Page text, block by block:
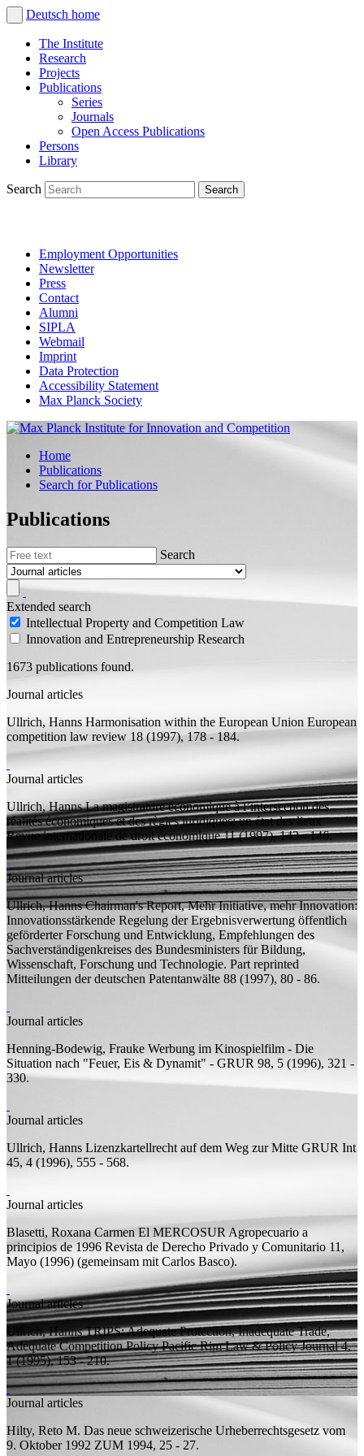
Deutsch home
The Institute
Research
Projects
Publications
Series
Journals
Open Access Publications
Persons
Library
Search
Employment Opportunities
Newsletter
Press
Contact
Alumni
SIPLA
Webmail
Imprint
Data Protection
Accessibility Statement
Max Planck Society
Home
Publications
Search for Publications
Publications
Search
Extended search
Intellectual Property and Competition Law
Innovation and Entrepreneurship Research
1673 publications found.
Journal articles
Ullrich, Hanns Harmonisation within the European Union European
competition law review 18 (1997), 178 - 184.
Journal articles
Ullrich, Hanns La magistrature économique à l’intersection des
réalités économiques et des règles juridiques: un état des lieux
Revue internationale de droit économique 11 (1997), 143 - 146.
Journal articles
Ullrich, Hanns Chairman's Report, Mehr Initiative, mehr Innovation:
Innovationsstärkende Regelung der Ergebnisverwertung öffentlich
geförderter Forschung und Entwicklung, Empfehlungen des
Sachverständigenkreises des Bundesministers für Bildung,
Wissenschaft, Forschung und Technologie. Part reprinted
Mitteilungen der deutschen Patentanwälte 88 (1997), 80 - 86.
Journal articles
Henning-Bodewig, Frauke Werbung im Kinospielfilm - Die
Situation nach "Feuer, Eis & Dynamit" - GRUR 98, 5 (1996), 321 -
330.
Journal articles
Ullrich, Hanns Lizenzkartellrecht auf dem Weg zur Mitte GRUR Int
45, 4 (1996), 555 - 568.
Journal articles
Blasetti, Roxana Carmen El MERCOSUR Agropecuario a
principios de 1996 Revista de Derecho Privado y Comunitario 11,
Mayo (1996) (gemeinsam mit Carlos Basco).
Journal articles
Ullrich, Hanns TRIPS: Adequate Protection, Inadequate Trade,
Adequate Competition PolicyPacific Rim Law & Policy Journal 4,
1 (1995), 153 - 210.
Journal articles
Hilty, Reto M. Das neue schweizerische Urheberrechtsgesetz vom
9. Oktober 1992 ZUM 1994, 25 - 27.